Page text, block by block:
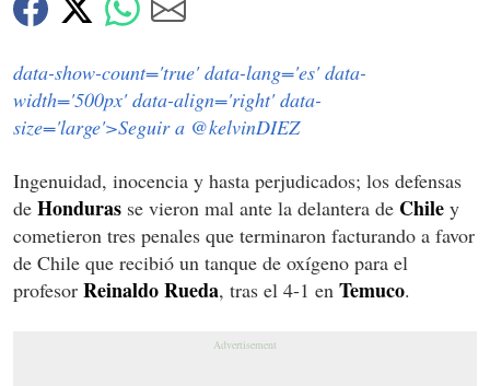
data-show-count='true' data-lang='es' data-
width='500px' data-align='right' data-
size='large'>Seguir a @kelvinDIEZ
Ingenuidad, inocencia y hasta perjudicados; los defensas
de Honduras se vieron mal ante la delantera de Chile y
cometieron tres penales que terminaron facturando a favor
de Chile que recibió un tanque de oxígeno para el
profesor Reinaldo Rueda, tras el 4-1 en Temuco.